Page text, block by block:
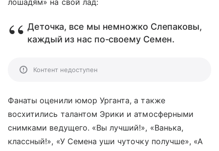
лошадям» на свой лад:
Деточка, все мы немножко Слепаковы,
каждый из нас по-своему Семен.
Контент недоступен
Фанаты оценили юмор Урганта, а также
восхитились талантом Эрики и атмосферными
снимками ведущего. «Вы лучший!», «Ванька,
классный!», «У Семена уши чуточку получше», «А